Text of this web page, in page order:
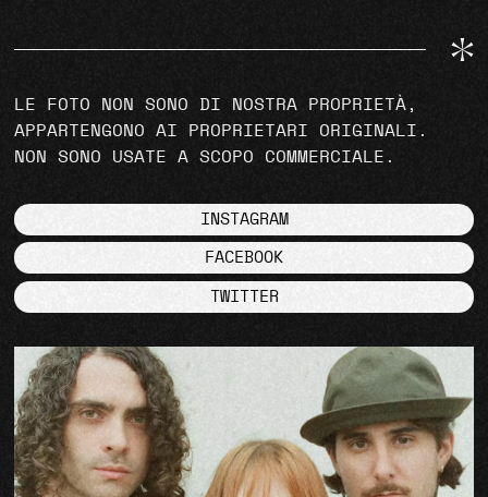
LE FOTO NON SONO DI NOSTRA PROPRIETÀ,
APPARTENGONO AI PROPRIETARI ORIGINALI.
NON SONO USATE A SCOPO COMMERCIALE.
INSTAGRAM
FACEBOOK
TWITTER